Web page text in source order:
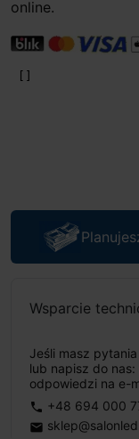
online.
Wsparcie
Jeśli masz
lub napisz do
odpowiedzi na e-
phone +48 694 000
email